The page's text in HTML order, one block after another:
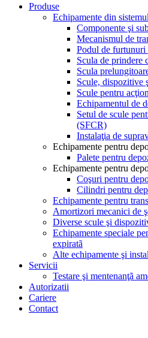
Produse
Echipamente din
Componente şi
Mecanismul de
Podul de
Scula de prindere
Scula
Scule, dispozitive
Scule pentru
Echipamentul de
Setul de scule
(SFCR)
Instalaţia de
Echipamente pentru
Palete pentru
Echipamente pentru
Coşuri pentru
Cilindri pentru
Echipamente pentru
Amortizori mecanici de
Diverse scule şi
Echipamente speciale
expiratã
Alte echipamente şi
Servicii
Testare şi mentenanţã
Autorizatii
Cariere
Contact